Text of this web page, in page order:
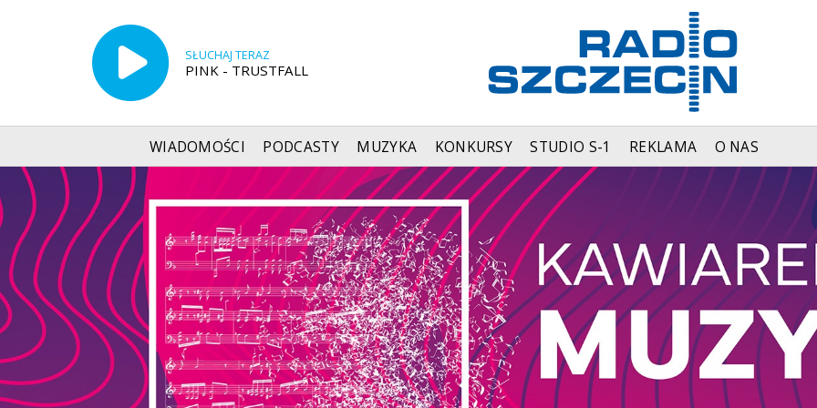
SŁUCHAJ TERAZ
PINK - TRUSTFALL
WIADOMOŚCI PODCASTY MUZYKA KONKURSY STUDIO S-1 REKLAMA O NAS